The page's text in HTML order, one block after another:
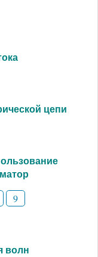
цепи
9
волн